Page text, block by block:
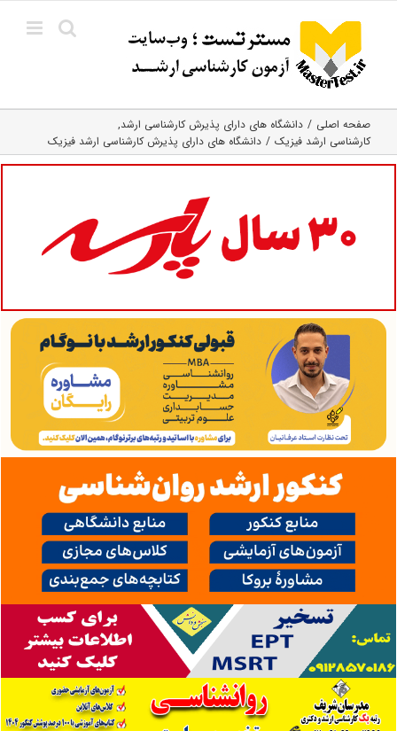
content
صفحه اصلی
دانشگاه های دارای پذیرش کارشناسی ارشد
کارشناسی ارشد فیزیک
دانشگاه های دارای پذیرش کارشناسی ارشد فیزیک